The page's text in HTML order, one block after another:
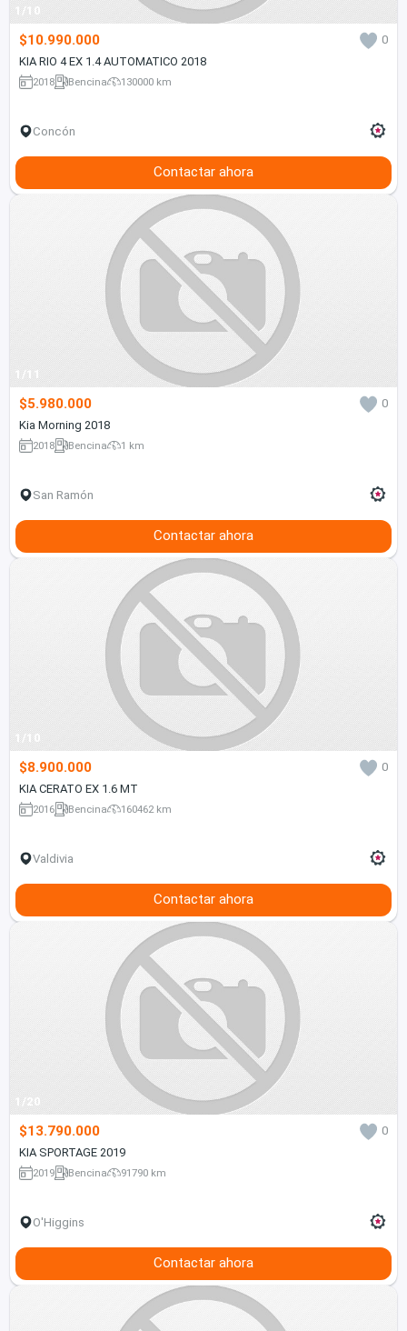
1/10
$10.990.000
0
KIA RIO 4 EX 1.4 AUTOMATICO 2018
2018 Bencina 130000 km
Concón
Contactar ahora
1/11
$5.980.000
0
Kia Morning 2018
2018 Bencina 1 km
San Ramón
Contactar ahora
1/10
$8.900.000
0
KIA CERATO EX 1.6 MT
2016 Bencina 160462 km
Valdivia
Contactar ahora
1/20
$13.790.000
0
KIA SPORTAGE 2019
2019 Bencina 91790 km
O'Higgins
Contactar ahora